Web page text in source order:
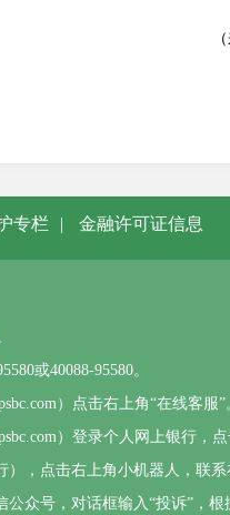
专栏 | 金融许可证信息
或40088-95580。
）点击右上角“在线客服”
）登录个人网上银行，点
，点击右上角小机器人，联系
众号，对话框输入“投诉”，根